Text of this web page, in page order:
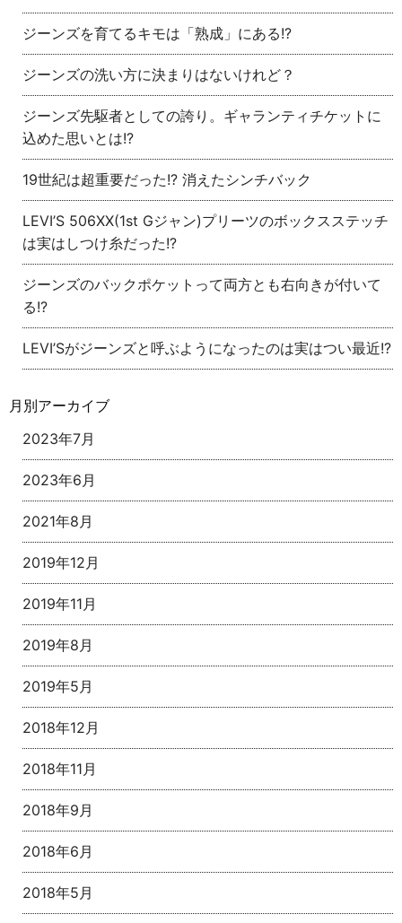
ジーンズを育てるキモは「熟成」にある!?
ジーンズの洗い方に決まりはないけれど？
ジーンズ先駆者としての誇り。ギャランティチケットに
込めた思いとは!?
19世紀は超重要だった!? 消えたシンチバック
LEVI’S 506XX(1st Gジャン)プリーツのボックスステッチ
は実はしつけ糸だった!?
ジーンズのバックポケットって両方とも右向きが付いて
る!?
LEVI’Sがジーンズと呼ぶようになったのは実はつい最近!?
月別アーカイブ
2023年7月
2023年6月
2021年8月
2019年12月
2019年11月
2019年8月
2019年5月
2018年12月
2018年11月
2018年9月
2018年6月
2018年5月